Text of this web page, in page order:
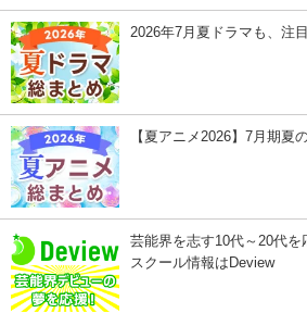
2026年7月夏ドラマも、注
【夏アニメ2026】7月期夏
芸能界を志す10代～20代を
スクール情報はDeview